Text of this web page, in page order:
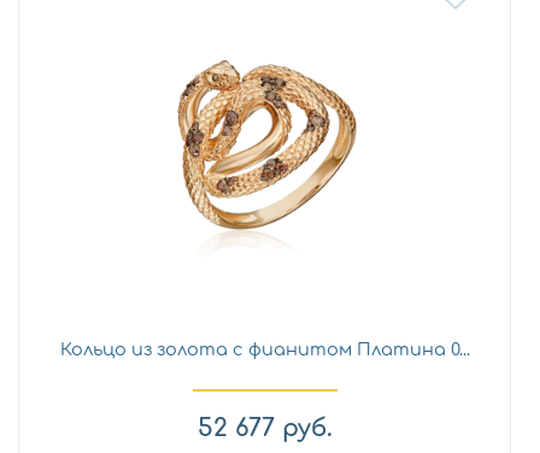
Кольцо из золота с фианитом Платина 0...
52 677 руб.